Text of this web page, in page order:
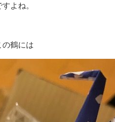
よね。
の鶴には